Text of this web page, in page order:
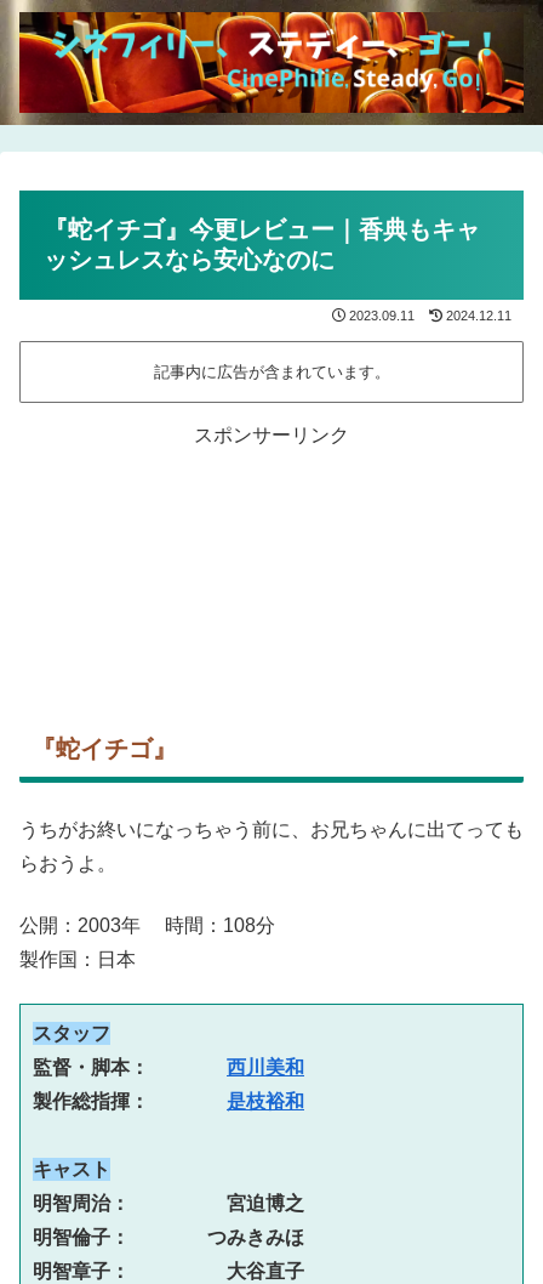
『蛇イチゴ』今更レビュー｜香典もキャ
ッシュレスなら安心なのに
2023.09.11 2024.12.11
記事内に広告が含まれています。
スポンサーリンク
『蛇イチゴ』
うちがお終いになっちゃう前に、お兄ちゃんに出てっても
らおうよ。
公開：2003年 時間：108分
製作国：日本
スタッフ
監督・脚本： 西川美和
製作総指揮： 是枝裕和
キャスト
明智周治：　　　　　宮迫博之
明智倫子：　　　　つみきみほ
明智章子：　　　　　大谷直子